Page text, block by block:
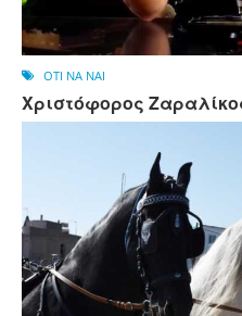
OTI NA NAI
Χριστόφορος